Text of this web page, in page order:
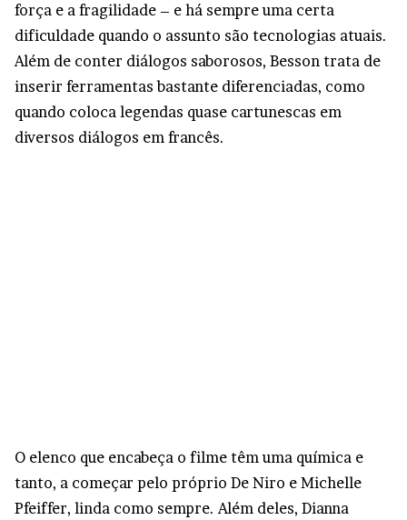
força e a fragilidade – e há sempre uma certa
dificuldade quando o assunto são tecnologias atuais.
Além de conter diálogos saborosos, Besson trata de
inserir ferramentas bastante diferenciadas, como
quando coloca legendas quase cartunescas em
diversos diálogos em francês.
O elenco que encabeça o filme têm uma química e
tanto, a começar pelo próprio De Niro e Michelle
Pfeiffer, linda como sempre. Além deles, Dianna